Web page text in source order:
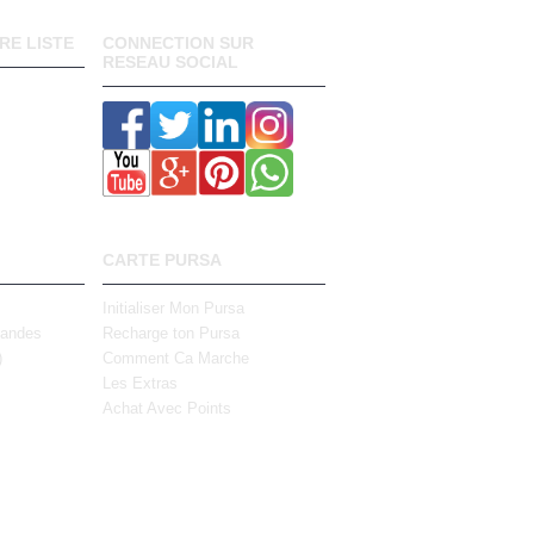
LISTE
CONNECTION SUR
RESEAU SOCIAL
)
CARTE PURSA
Initialiser Mon Pursa
Recharge ton Pursa
Comment Ca Marche
Les Extras
Achat Avec Points